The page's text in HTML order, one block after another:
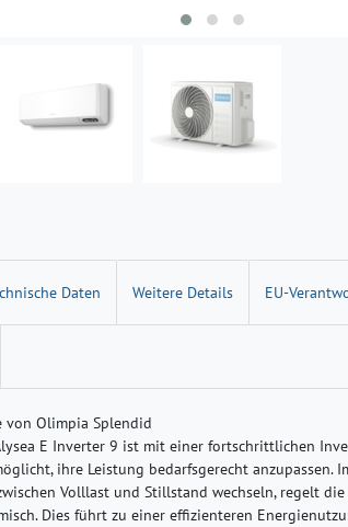
Daten Weitere Details EU-
Olimpia Splendid
E Inverter 9 ist mit einer fortschrittlichen
ihre Leistung bedarfsgerecht anzupassen.
Volllast und Stillstand wechseln, regelt
Dies führt zu einer effizienteren